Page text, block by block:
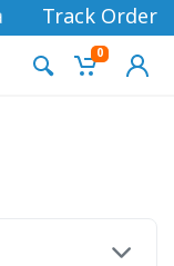
Track Order
0